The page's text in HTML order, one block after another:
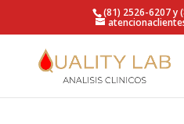
https://qualitylab.mx/(81) 2526-6207 y